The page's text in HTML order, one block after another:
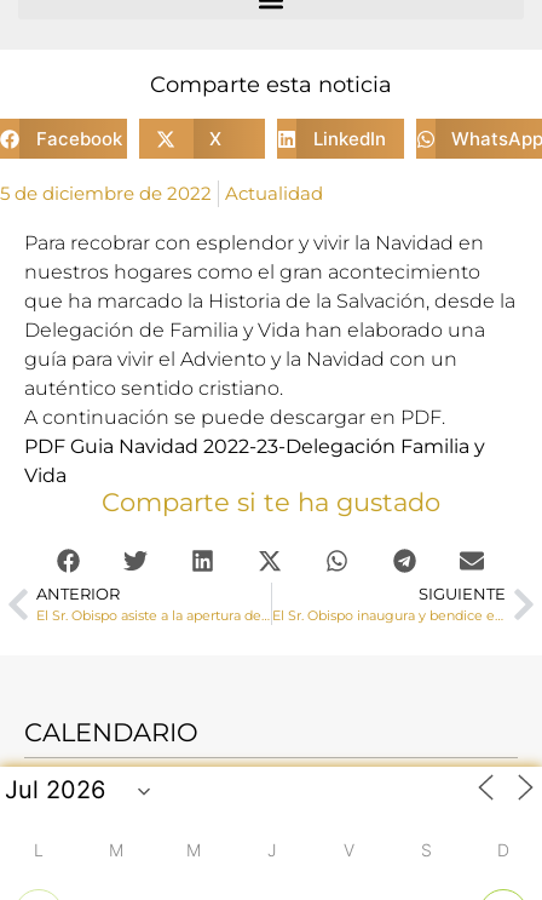
Comparte esta noticia
Facebook X LinkedIn WhatsApp
5 de diciembre de 2022 Actualidad
Para recobrar con esplendor y vivir la Navidad en
nuestros hogares como el gran acontecimiento
que ha marcado la Historia de la Salvación, desde la
Delegación de Familia y Vida han elaborado una
guía para vivir el Adviento y la Navidad con un
auténtico sentido cristiano.
A continuación se puede descargar en PDF.
PDF Guia Navidad 2022-23-Delegación Familia y
Vida
Comparte si te ha gustado
ANTERIOR
El Sr. Obispo asiste a la apertura de la fase diocesana de la causa de beatificación y canonización de la sierva de Dios Carmen Hernández
SIGUIENTE
El Sr. Obispo inaugura y bendice el Belén de la Fundación Hospital de Santiago instalado en la Diputación
CALENDARIO
L M M J V S D